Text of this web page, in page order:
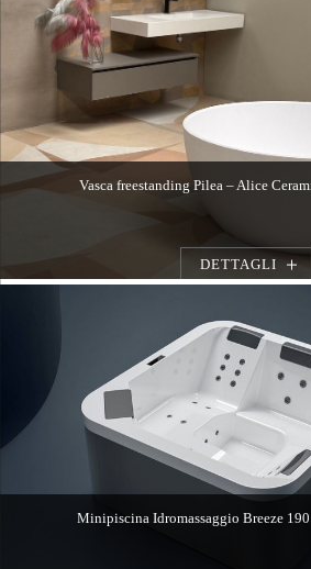
Vasca freestanding Pilea – Alice
DETTAGLI
Minipiscina Idromassaggio Breeze